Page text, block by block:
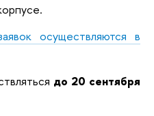
осуществляются в
до 20 сентября